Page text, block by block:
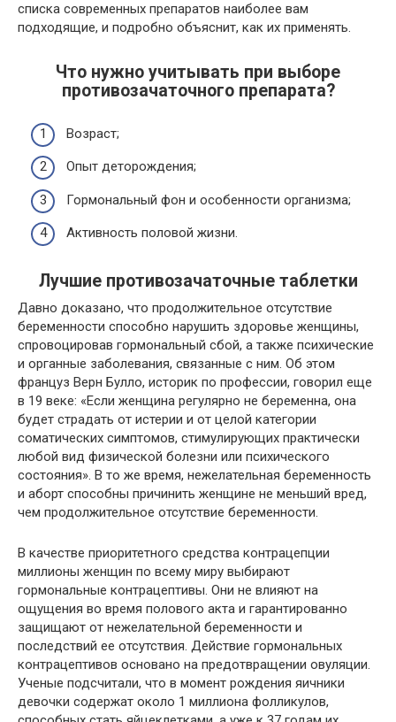
списка современных препаратов наиболее вам
подходящие, и подробно объяснит, как их применять.
Что нужно учитывать при выборе
противозачаточного препарата?
Возраст;
Опыт деторождения;
Гормональный фон и особенности организма;
Активность половой жизни.
Лучшие противозачаточные таблетки
Давно доказано, что продолжительное отсутствие
беременности способно нарушить здоровье женщины,
спровоцировав гормональный сбой, а также психические
и органные заболевания, связанные с ним. Об этом
француз Верн Булло, историк по профессии, говорил еще
в 19 веке: «Если женщина регулярно не беременна, она
будет страдать от истерии и от целой категории
соматических симптомов, стимулирующих практически
любой вид физической болезни или психического
состояния». В то же время, нежелательная беременность
и аборт способны причинить женщине не меньший вред,
чем продолжительное отсутствие беременности.
В качестве приоритетного средства контрацепции
миллионы женщин по всему миру выбирают
гормональные контрацептивы. Они не влияют на
ощущения во время полового акта и гарантированно
защищают от нежелательной беременности и
последствий ее отсутствия. Действие гормональных
контрацептивов основано на предотвращении овуляции.
Ученые подсчитали, что в момент рождения яичники
девочки содержат около 1 миллиона фолликулов,